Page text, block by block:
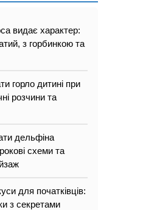
видає характер:
з горбинкою та
горло дитині при
розчини та
дельфіна
схеми та
для початківців:
з секретами